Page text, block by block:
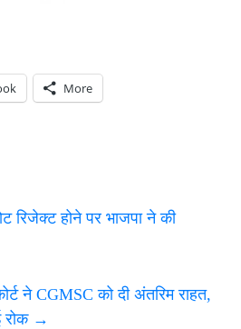
More
रिजेक्ट होने पर भाजपा ने की
ने CGMSC को दी अंतरिम राहत,
रोक →